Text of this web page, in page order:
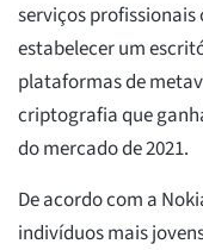
serviços profissionais
estabelecer um
plataformas de
criptografia que
do mercado de 2021.
De acordo com a
indivíduos mais